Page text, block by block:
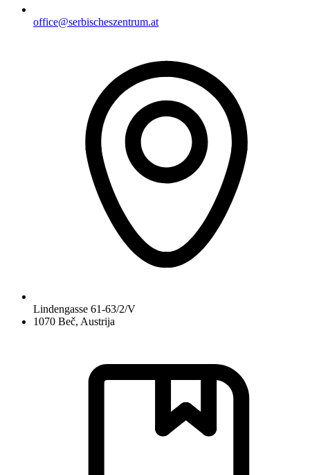
office@serbischeszentrum.at
Lindengasse 61-63/2/V
1070 Beč, Austrija